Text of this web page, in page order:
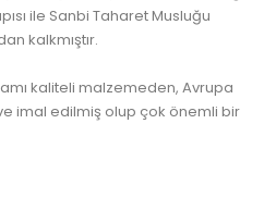
ile Sanbi Taharet Musluğu
kalkmıştır.
kaliteli malzemeden, Avrupa
imal edilmiş olup çok önemli bir